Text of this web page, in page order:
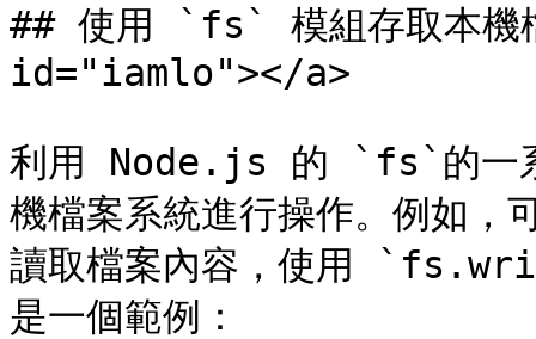
## 使用 `fs` 模組存取本
id="iamlo"></a>
利用 Node.js 的 `fs`的一系
機檔案系統進行操作。例
讀取檔案內容，使用
是一個範例：